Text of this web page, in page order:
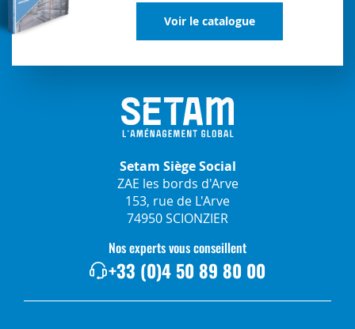
Voir le catalogue
Setam Siège Social
ZAE les bords d'Arve
153, rue de L'Arve
74950 SCIONZIER
Nos experts vous conseillent
+33 (0)4 50 89 80 00